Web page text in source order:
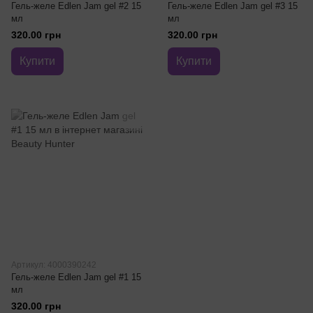
Гель-желе Edlen Jam gel #2 15
мл
320.00 грн
Купити
Гель-желе Edlen Jam gel #3 15
мл
320.00 грн
Купити
Артикул: 4000390242
Гель-желе Edlen Jam gel #1 15
мл
320.00 грн